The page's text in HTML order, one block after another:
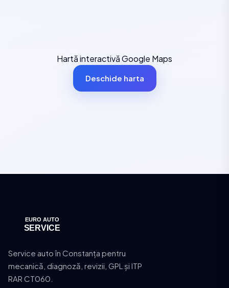
Hartă interactivă Google Maps
Deschide harta
Service auto în Constanța pentru
mecanică, diagnoză, revizii, GPL și ITP
RAR CT060.